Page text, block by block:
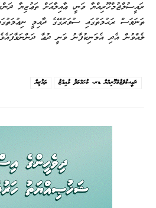
ރައީސުލްޖުމްހޫރިއްޔާ ވަނީ، ޢާއިލާއަށް ތަޢުޒިޔާ
ތަނަވަސް ރަޙުމަތުގައި ސުވަރުގޭގެ ދާއިމީ
ލެއްވުން އެދި އެމަނިކުފާނު ވަނީ ދުޢާ
ރައީސުލްޖުމްހޫރިއްޔާ ޑރ. މުޙައްމަދު މުޢިއްޒު ތައުޒިޔާ